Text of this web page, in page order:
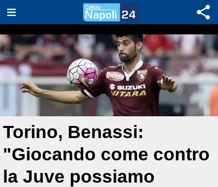
Torino, Benassi:
"Giocando come contro
la Juve possiamo